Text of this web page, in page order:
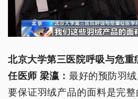
北京大学第三医院呼吸与危
任医师 梁瀛： 最好的预防羽
要保证羽绒产品的面料是完